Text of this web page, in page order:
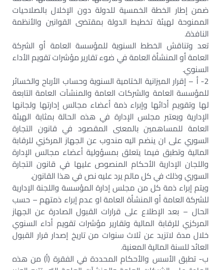
ضمن إطار الخطة الخمسية للدولة دون الإخلال بالصلاحيات
الممنوحة لهيئة تخطيط الدولة بمقتضى القوانين والأنظمة
النافذة.‏
تعد وتناقش الخطط السنوية للمؤسسة العامة أو الشركة
العامة أو المنشأة العامة في ضوء تقارير مؤشرات تقويم الأداء
السنوي.‏
2- أ – إقرار الميزانية الختامية السنوية وحساب الأرباح والخسائر
للمؤسسة العامة والشركات العامة والمنشآت العامة التابعة
لها وتقويم أدائها وإبراء ذمة أعضاء مجالس إدارتها ولجانها
الإدارية ويعتبر مجلس الإدارة في هذه الحالة بمثابة الهيئة
العامة للمساهمين بالمعنى المقصود في قانون التجارة
السوري على ان ينضم اليه مندوب عن الجهاز المركزي للرقابة
المالية وتطبق فيما يتعلق بمسؤولية أعضاء مجالس الإدارة
واللجان الإدارية الأحكام المنصوص عليها في قانون التجارة
السوري وذلك في كل مالم يرد عليه نص في هذا القانون.‏
ويتم إبراء ذمة كل من مجلس إدارة المؤسسة واللجنة الإدارية
للشركة العامة أو المنشأة العامة او عدم إبراء ذمتهم – حسب
الحال – بعد الإطلاع على قرارات القبول الصادرة عن الجهاز
المركزي للرقابة المالية وتقارير مؤشرات تقويم أداء السنوي
خلال مدة لاتزيد عن ثلاث سنوات من تاريخ إصدار قرار القبول
العائد للسنة المالية المعنية.‏
ب- تطبق الأسس والأحكام المحددة في الفقرة (أ) من هذه